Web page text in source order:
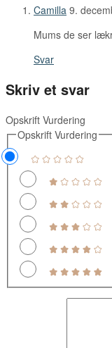
Camilla 9.
Mums de ser
Svar
Skriv et svar
Opskrift Vurdering
Opskrift Vurdering